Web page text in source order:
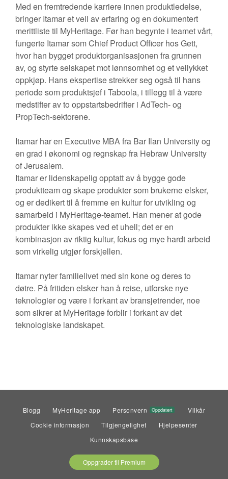
Med en fremtredende karriere innen produktledelse,
bringer Itamar et vell av erfaring og en dokumentert
merittliste til MyHeritage. Før han begynte i teamet vårt,
fungerte Itamar som Chief Product Officer hos Gett,
hvor han bygget produktorganisasjonen fra grunnen
av, og styrte selskapet mot lønnsomhet og et vellykket
oppkjøp. Hans ekspertise strekker seg også til hans
periode som produktsjef i Taboola, i tillegg til å være
medstifter av to oppstartsbedrifter i AdTech- og
PropTech-sektorene.
Itamar har en Executive MBA fra Bar Ilan University og
en grad i økonomi og regnskap fra Hebraw University
of Jerusalem.
Itamar er lidenskapelig opptatt av å bygge gode
produktteam og skape produkter som brukerne elsker,
og er dedikert til å fremme en kultur for utvikling og
samarbeid i MyHeritage-teamet. Han mener at gode
produkter ikke skapes ved et uhell; det er en
kombinasjon av riktig kultur, fokus og mye hardt arbeid
som virkelig utgjør forskjellen.
Itamar nyter familielivet med sin kone og deres to
døtre. På fritiden elsker han å reise, utforske nye
teknologier og være i forkant av bransjetrender, noe
som sikrer at MyHeritage forblir i forkant av det
teknologiske landskapet.
Blogg MyHeritage app Personvern Oppdatert
Vilkår
Cookie informasjon
Tilgjengelighet
Hjelpesenter
Kunnskapsbase
Oppgrader til Premium